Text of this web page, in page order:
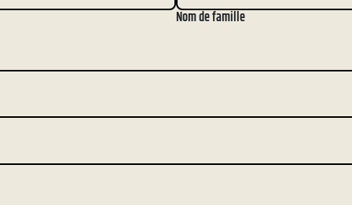
Nom de famille